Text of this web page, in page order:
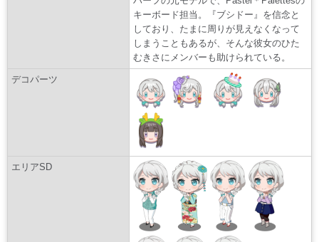
キーボード担当。『ブシドー』を信念と
しており、たまに周りが見えなくなって
しまうこともあるが、そんな彼女のひた
むきさにメンバーも助けられている。
デコパーツ
エリアSD